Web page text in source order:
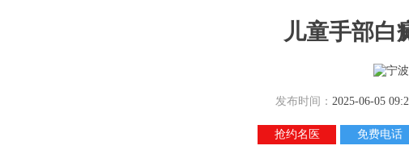
儿童手部白
发布时间： 2025-06-05
抢约名医 免费电话